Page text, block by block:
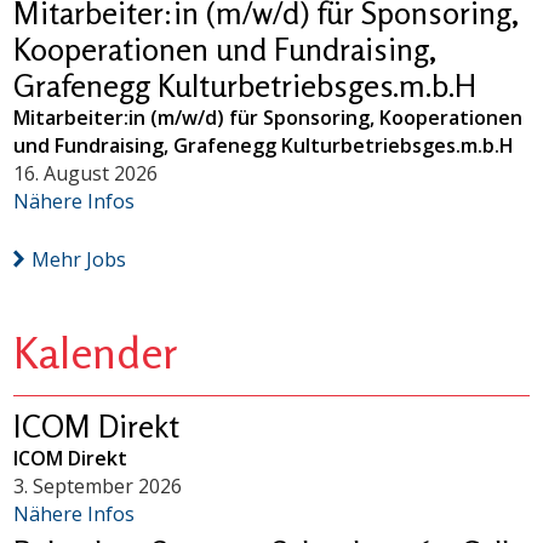
Mitarbeiter:in (m/w/d) für Sponsoring,
Kooperationen und Fundraising,
Grafenegg Kulturbetriebsges.m.b.H
Mitarbeiter:in (m/w/d) für Sponsoring, Kooperationen
und Fundraising, Grafenegg Kulturbetriebsges.m.b.H
16. August 2026
Nähere Infos
Mehr Jobs
Kalender
ICOM Direkt
ICOM Direkt
3. September 2026
Nähere Infos